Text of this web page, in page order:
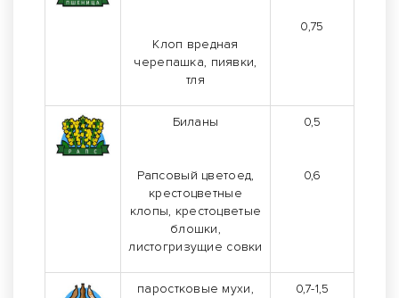
Клоп вредная
черепашка, пиявки,
тля
0,75
Биланы
Рапсовый цветоед,
крестоцветные
клопы, крестоцветые
блошки,
листогризущие совки
0,5
0,6
паростковые мухи,
0,7-1,5